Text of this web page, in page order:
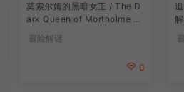
莫索尔姆的黑暗女王 / The D
ark Queen of Mortholme 多
结局叙事游戏
冒险解谜
0